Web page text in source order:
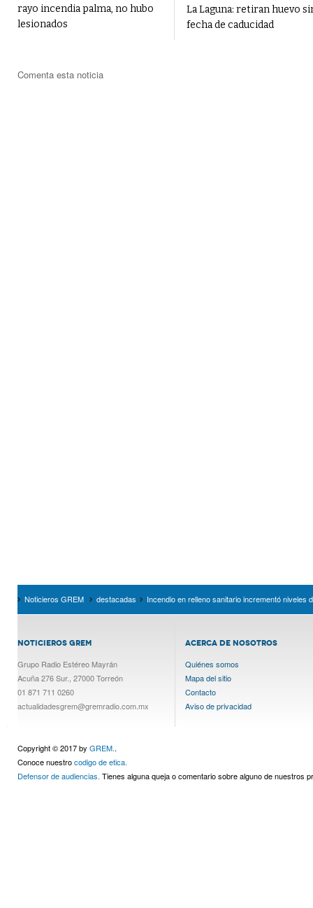
rayo incendia palma, no hubo
lesionados
La Laguna: retiran huevo
fecha de caducidad
Comenta esta noticia
Noticieros GREM destacadas Incendio en relleno sanitario incrementó niveles
NOTICIEROS GREM
Grupo Radio Estéreo Mayrán
Acuña 276 Sur., 27000 Torreón
01 871 711 0260
actualidadesgrem@gremradio.com.mx
ACERCA DE NOSOTROS
Quiénes somos
Mapa del sitio
Contacto
Aviso de privacidad
Copyright © 2017 by GREM..
Conoce nuestrocodigo de etica.
Defensor de audiencias. Tienes alguna queja o comentario sobre alguno de nuestros